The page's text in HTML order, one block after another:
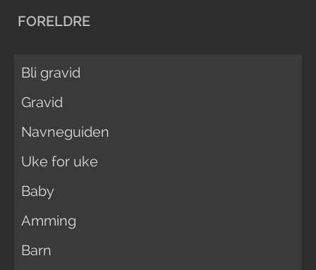
FORELDRE
Bli gravid
Gravid
Navneguiden
Uke for uke
Baby
Amming
Barn